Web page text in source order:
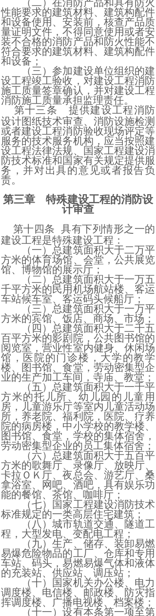
（二）在消防产品和具有防火
性能要求的建筑材料、建筑构配件
和设备使用、安装前，核查产品质
量证明文件，不得同意使用或者安
装不合格的消防产品和防火性能不
符合要求的建筑材料、建筑构配件
和设备；
（三）参加建设单位组织的建
设工程竣工验收，对建设工程消防
施工质量签章确认，并对建设工程
消防施工质量承担监理责任。
第十三条 提供建设工程消防
设计图纸技术审查、消防设施检测
或者建设工程消防验收现场评定等
服务的技术服务机构，应当按照建
设工程法律法规、国家工程建设消
防技术标准和国家有关规定提供服
务，并对出具的意见或者报告负
责。
第三章 特殊建设工程的消防设
计审查
第十四条 具有下列情形之一的
建设工程是特殊建设工程：
（一）总建筑面积大于二万平
方米的体育场馆、会堂，公共展览
馆、博物馆的展示厅；
（二）总建筑面积大于一万五
千平方米的民用机场航站楼、客运
车站候车室、客运码头候船厅；
（三）总建筑面积大于一万平
方米的宾馆、饭店、商场、市场；
（四）总建筑面积大于二千五
百平方米的影剧院，公共图书馆的
阅览室，营业性室内健身、休闲场
馆，医院的门诊楼，大学的教学
楼、图书馆、食堂，劳动密集型企
业的生产加工车间，寺庙、教堂；
（五）总建筑面积大于一千平
方米的托儿所、幼儿园的儿童用
房，儿童游乐厅等室内儿童活动场
所，养老院、福利院，医院、疗养
院的病房楼，中小学校的教学楼、
图书馆、食堂，学校的集体宿舍，
劳动密集型企业的员工集体宿舍；
（六）总建筑面积大于五百平
方米的歌舞厅、录像厅、放映厅、
卡拉ＯＫ厅、夜总会、游艺厅、桑
拿浴室、网吧、酒吧，具有娱乐功
能的餐馆、茶馆、咖啡厅；
（七）国家工程建设消防技术
标准规定的一类高层住宅建筑；
（八）城市轨道交通、隧道工
程，大型发电、变配电工程；
（九）生产、储存、装卸易燃
易爆危险物品的工厂、仓库和专用
车站、码头，易燃易爆气体和液体
的充装站、供应站、调压站；
（十）国家机关办公楼、电力
调度楼、电信楼、邮政楼、防灾指
挥调度楼、广播电视楼、档案楼；
（十一）设有本条第一项至第